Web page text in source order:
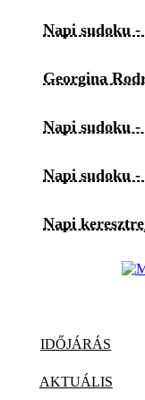
Napi sudoku -
Georgina
Napi sudoku
Napi sudoku -
Napi
IDŐJÁRÁS
AKTUÁLIS